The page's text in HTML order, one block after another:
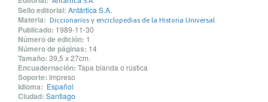
Sello editorial: Antártica S.A.
Materia: Diccionarios y enciclopedias de la Historia Universal
Publicado: 1989-11-30
Número de edición: 1
Número de páginas: 14
Tamaño: 39,5 x 27cm.
Encuadernación: Tapa blanda o rústica
Soporte: Impreso
Idioma: Español
Ciudad: Santiago